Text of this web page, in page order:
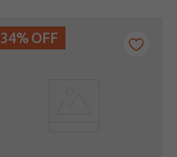
34% OFF